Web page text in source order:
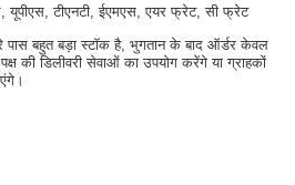
यूपीएस, टीएनटी, ईएमएस, एयर फ्रेट, सी फ्रेट
पास बहुत बड़ा स्टॉक है, भुगतान के बाद ऑर्डर केवल
की डिलीवरी सेवाओं का उपयोग करेंगे या ग्राहकों